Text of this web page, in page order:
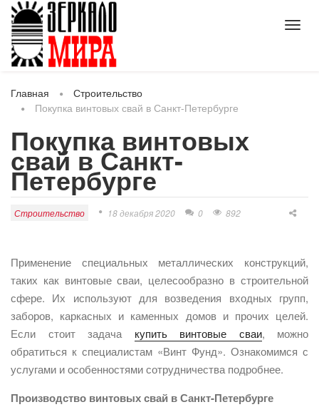
Главная
Строительство
Покупка винтовых свай в Санкт-Петербурге
Покупка винтовых
свай в Санкт-
Петербурге
Строительство 18 декабря 2020 0 892
Применение специальных металлических конструкций,
таких как винтовые сваи, целесообразно в строительной
сфере. Их используют для возведения входных групп,
заборов, каркасных и каменных домов и прочих целей.
Если стоит задача купить винтовые сваи, можно
обратиться к специалистам «Винт Фунд». Ознакомимся с
услугами и особенностями сотрудничества подробнее.
Производство винтовых свай в Санкт-Петербурге